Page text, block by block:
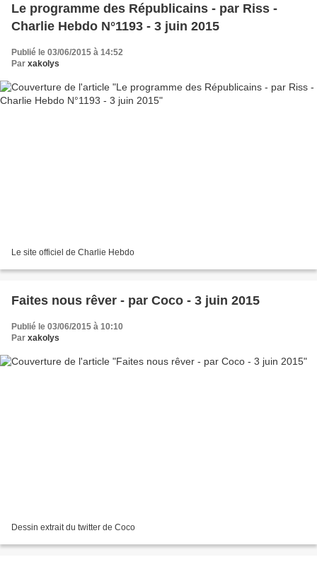
Le programme des Républicains - par Riss -
Charlie Hebdo N°1193 - 3 juin 2015
Publié le 03/06/2015 à 14:52
Par xakolys
Le site officiel de Charlie Hebdo
Faites nous rêver - par Coco - 3 juin 2015
Publié le 03/06/2015 à 10:10
Par xakolys
Dessin extrait du twitter de Coco